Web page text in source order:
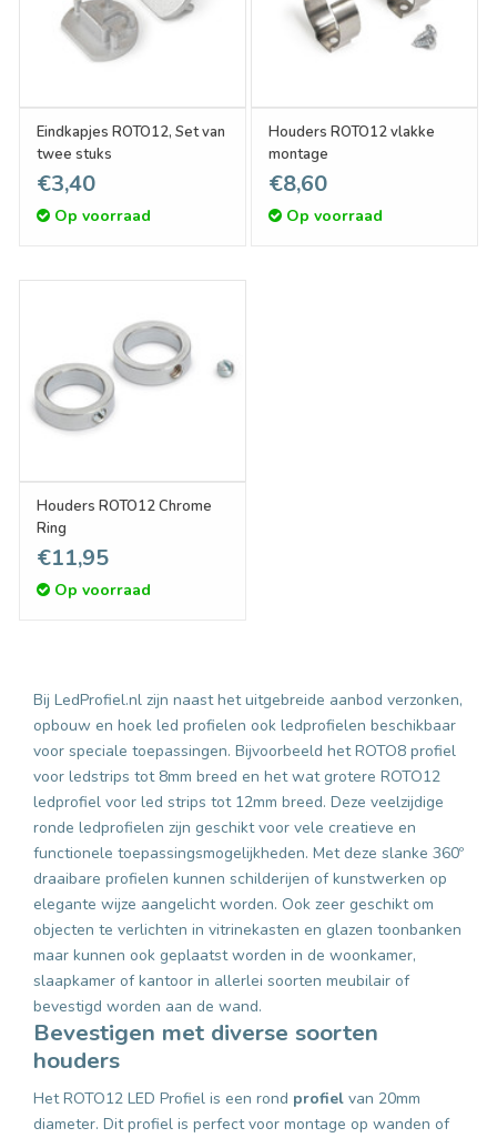
Eindkapjes ROTO12, Set van
twee stuks
€3,40
Op voorraad
Houders ROTO12 vlakke
montage
€8,60
Op voorraad
Houders ROTO12 Chrome
Ring
€11,95
Op voorraad
Bij LedProfiel.nl zijn naast het uitgebreide aanbod verzonken,
opbouw en hoek led profielen ook ledprofielen beschikbaar
voor speciale toepassingen. Bijvoorbeeld het ROTO8 profiel
voor ledstrips tot 8mm breed en het wat grotere ROTO12
ledprofiel voor led strips tot 12mm breed. Deze veelzijdige
ronde ledprofielen zijn geschikt voor vele creatieve en
functionele toepassingsmogelijkheden. Met deze slanke 360º
draaibare profielen kunnen schilderijen of kunstwerken op
elegante wijze aangelicht worden. Ook zeer geschikt om
objecten te verlichten in vitrinekasten en glazen toonbanken
maar kunnen ook geplaatst worden in de woonkamer,
slaapkamer of kantoor in allerlei soorten meubilair of
bevestigd worden aan de wand.
Bevestigen met diverse soorten
houders
Het ROTO12 LED Profiel is een rond profiel van 20mm
diameter. Dit profiel is perfect voor montage op wanden of